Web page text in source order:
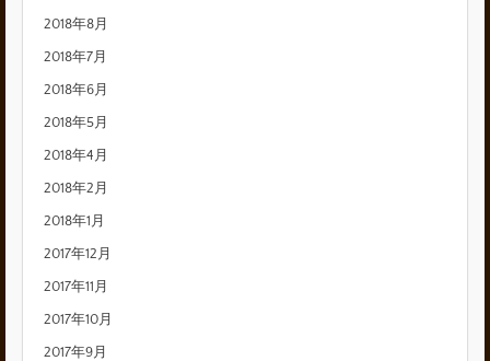
2018年8月
2018年7月
2018年6月
2018年5月
2018年4月
2018年2月
2018年1月
2017年12月
2017年11月
2017年10月
2017年9月